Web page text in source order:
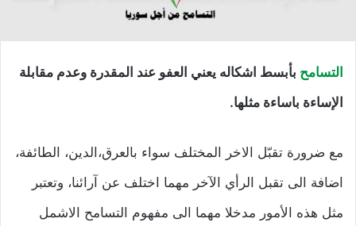
التسامح بأبسط اشكاله يعني العفو عند المقدرة وعدم مقابلة
الإساءة باساءة مثلها.
مع ضرورة تقبّل الاخر المختلف سواء بالعرق،الدين، الطائفة،
اضافة الى تقبل الرأي الآخر مهما اختلف عن آرائنا، وتعتبر
مثل هذه الأمور مدخلا مهما الى مفهوم التسامح الاشمل